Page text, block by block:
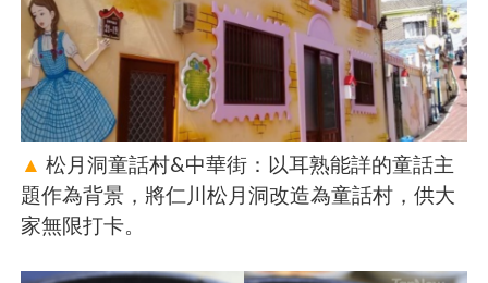
▲ 松月洞童話村&中華街：以耳熟能詳的童話主
題作為背景，將仁川松月洞改造為童話村，供大
家無限打卡。